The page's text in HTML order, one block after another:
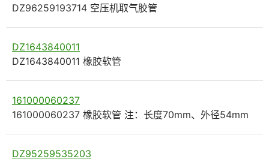
DZ96259193714 空压机取气胶管
DZ1643840011
DZ1643840011 橡胶软管
161000060237
161000060237 橡胶软管 注：长度70mm、外径54mm
DZ95259535203